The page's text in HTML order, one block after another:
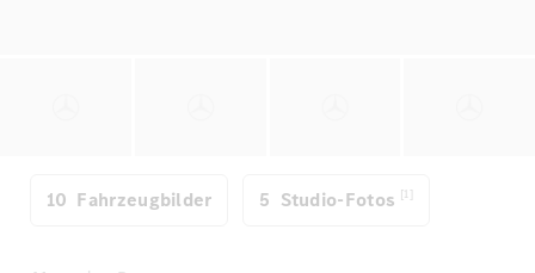
10 Fahrzeugbilder 5 Studio-Fotos [1]